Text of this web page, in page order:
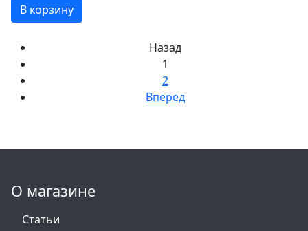
В корзину
Назад
1
2
Вперед
О магазине
Статьи